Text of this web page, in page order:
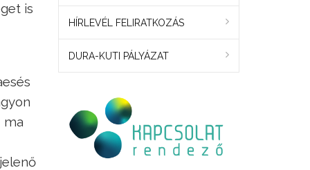
is
ma
HÍRLEVÉL FELIRATKOZÁS
DURA-KUTI PÁLYÁZAT